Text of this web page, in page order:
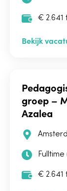
€ 2.641
Bekijk
groep –
Azalea
€ 2.641